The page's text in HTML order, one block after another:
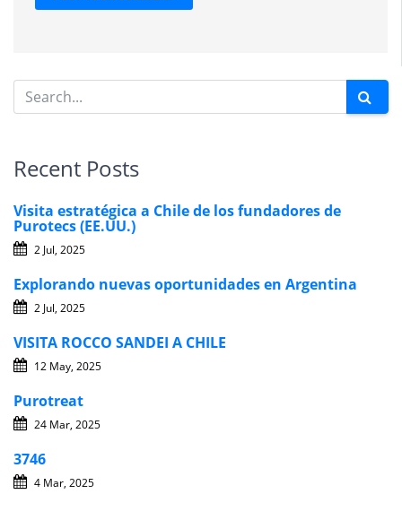
Recent Posts
Visita estratégica a Chile de los fundadores de
Purotecs (EE.UU.)
2 Jul, 2025
Explorando nuevas oportunidades en Argentina
2 Jul, 2025
VISITA ROCCO SANDEI A CHILE
12 May, 2025
Purotreat
24 Mar, 2025
3746
4 Mar, 2025